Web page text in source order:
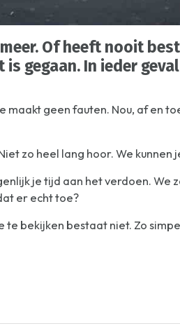
Of heeft nooit
gegaan. In ieder
geen fauten. Nou, af en
zo heel lang hoor. We
je tijd aan het verdoen.
er echt toe?
bekijken bestaat niet. Zo